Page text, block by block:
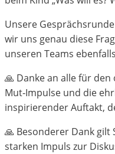
Unsere
wir uns genau diese
unseren Teams
🙏 Danke an alle für
Mut‑Impulse und die
inspirierender Auftakt,
🙏 Besonderer Dank
starken Impuls zur